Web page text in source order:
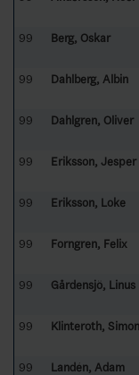
99 Berg, Oskar
99 Dahlberg, Albin
99 Dahlgren, Oliver
99 Eriksson, Jesper
99 Eriksson, Loke
99 Forngren, Felix
99 Gårdensjö, Linus
99 Klinteroth, Simon
99 Landén, Adam